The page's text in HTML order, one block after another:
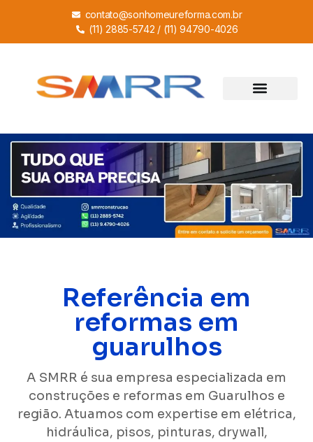
contato@sonhomeureforma.com.br
(11) 2885-5742 / (11) 94790-4026
Referência em
reformas em
guarulhos
A SMRR é sua empresa especializada em
construções e reformas em Guarulhos e
região. Atuamos com expertise em elétrica,
hidráulica, pisos, pinturas, drywall,